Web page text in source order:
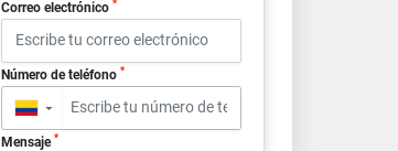
Correo electrónico *
Número de teléfono *
▼
Mensaje *